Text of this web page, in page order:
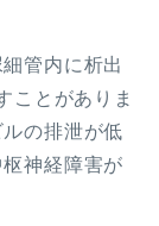
管内に析出
ことがありま
の排泄が低
神経障害が